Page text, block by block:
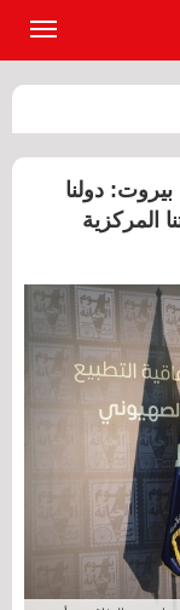
دولنا
المركزية